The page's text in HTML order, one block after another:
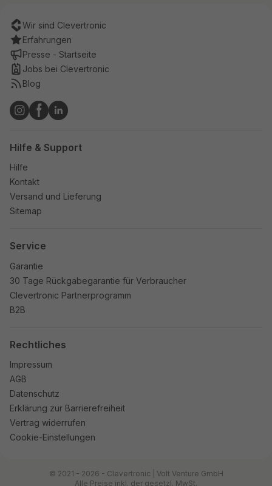
Wir sind Clevertronic
Erfahrungen
Presse - Startseite
Jobs bei Clevertronic
Blog
Hilfe & Support
Hilfe
Kontakt
Versand und Lieferung
Sitemap
Service
Garantie
30 Tage Rückgabegarantie für Verbraucher
Clevertronic Partnerprogramm
B2B
Rechtliches
Impressum
AGB
Datenschutz
Erklärung zur Barrierefreiheit
Vertrag widerrufen
Cookie-Einstellungen
© 2021 - 2026 - Clevertronic | Volt Venture GmbH
Alle Preise inkl. der gesetzl. MwSt.